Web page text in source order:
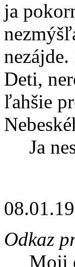
ja
Deti,
ľahšie
Ja
Odkaz
Moji